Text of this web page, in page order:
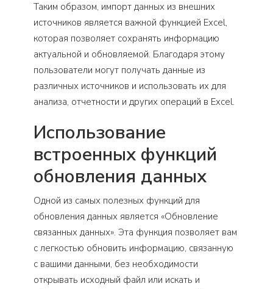
Таким образом, импорт данных из внешних
источников является важной функцией Excel,
которая позволяет сохранять информацию
актуальной и обновляемой. Благодаря этому
пользователи могут получать данные из
различных источников и использовать их для
анализа, отчетности и других операций в Excel.
Использование
встроенных функций
обновления данных
Одной из самых полезных функций для
обновления данных является «Обновление
связанных данных». Эта функция позволяет вам
с легкостью обновить информацию, связанную
с вашими данными, без необходимости
открывать исходный файл или искать и